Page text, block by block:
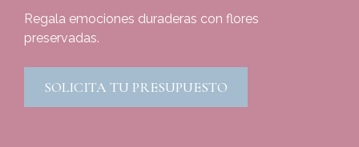
Regala emociones duraderas con flores
preservadas.
SOLICITA TU PRESUPUESTO